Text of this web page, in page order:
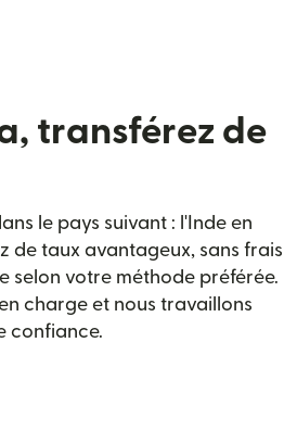
transférez de
le pays suivant : l'Inde en
de taux avantageux, sans frais
selon votre méthode préférée.
charge et nous travaillons
confiance.